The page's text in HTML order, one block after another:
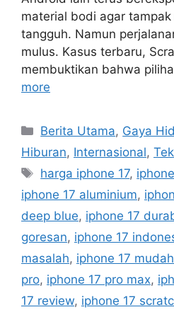
material bodi agar
tangguh. Namun
mulus. Kasus terbaru,
membuktikan bahwa
more
C
a
e
g
o
r
i
s
Berita Utama, Gaya
Hiburan, Internasional,
T
a
s
harga iphone 17,
iphone 17 aluminium,
deep blue, iphone 17
goresan, iphone 17
masalah, iphone 17
pro, iphone 17 pro max,
17 review, iphone 17